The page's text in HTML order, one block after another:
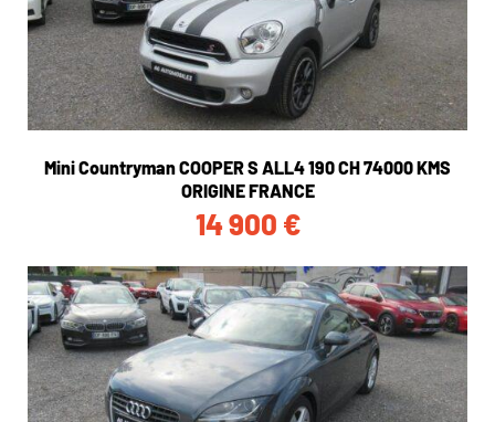
Mini Countryman COOPER S ALL4 190 CH 74000 KMS
ORIGINE FRANCE
14 900 €